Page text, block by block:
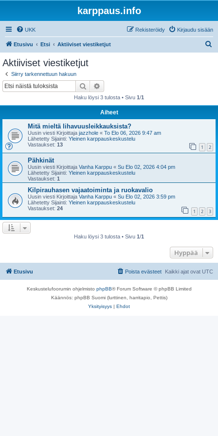
karppaus.info
UKK Kirjaudu sisään
Rekisteröidy
Etusivu Etsi Aktiiviset viestiketjut
Aktiiviset viestiketjut
Siirry tarkennettuun hakuun
Etsi
Haku löysi 3 tulosta • Sivu 1/1
Aiheet
Mitä mieltä lihavuusleikkauksista?
Uusin viesti Kirjoittaja jazzhole « To Elo 06, 2026 9:47 am
Lähetetty Sijainti: Yleinen karppauskeskustelu
Vastaukset: 13 1 2
Pähkinät
Uusin viesti Kirjoittaja Vanha Karppu « Su Elo 02, 2026 4:04 pm
Lähetetty Sijainti: Yleinen karppauskeskustelu
Vastaukset: 1
Kilpirauhasen vajaatoiminta ja ruokavalio
Uusin viesti Kirjoittaja Vanha Karppu « Su Elo 02, 2026 3:59 pm
Lähetetty Sijainti: Yleinen karppauskeskustelu
Vastaukset: 24 1 2 3
Haku löysi 3 tulosta • Sivu 1/1
Hyppää
Etusivu Kaikki ajat ovat UTC
Poista evästeet
Keskustelufoorumin ohjelmisto phpBB® Forum Software © phpBB Limited
Käännös: phpBB Suomi (lurttinen, harritapio, Pettis)
Yksityisyys | Ehdot